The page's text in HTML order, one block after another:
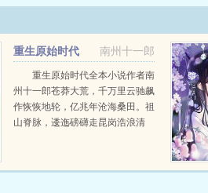
南州十一郎
重生原始时代
重生原始时代全本小说作者南
州十一郎苍莽大荒，千万里云驰飙
作恢恢地轮，亿兆年沧海桑田。祖
山脊脉，逶迤磅礴走昆岗浩浪清
奇。书中有面似憨厚...